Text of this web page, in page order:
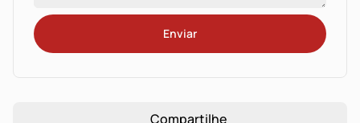
Enviar
Compartilhe